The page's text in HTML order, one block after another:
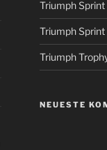
Triumph
Triumph
Triumph
NEUESTE